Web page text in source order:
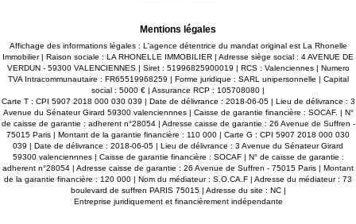
Mentions légales
Affichage des informations légales : L'agence détentrice du mandat original est La Rhonelle
Immobilier | Raison sociale : LA RHONELLE IMMOBILIER | Adresse siège social : 4 AVENUE DE
VERDUN - 59300 VALENCIENNES | Siret : 51996825900019 | RCS : Valenciennes | Numero
TVA Intracommunautaire : FR65519968259 | Forme juridique : SARL unipersonnelle | Capital
social : 5000 € | Assurance RCP : 105708080 |
Carte T : CPI 5907 2018 000 030 039 | Date de délivrance : 2018-06-05 | Lieu de délivrance : 3
Avenue du Sénateur Girard 59300 valenciennnes | Caisse de garantie financière : SOCAF. | N°
de caisse de garantie : adherent n°28054 | Adresse caisse de garantie : 26 Avenue de Suffren -
75015 Paris | Montant de la garantie financière : 110 000 | Carte G : CPI 5907 2018 000 030
039 | Date de délivrance : 2018-06-05 | Lieu de délivrance : 3 Avenue du Sénateur Girard
59300 valenciennnes | Caisse de garantie financière : SOCAF | N° de caisse de garantie :
adherent n°28054 | Adresse caisse de garantie : 26 Avenue de Suffren - 75015 Paris | Montant
de la garantie financière : 120 000 | Nom du médiateur : S.O.CA.F | Adresse du médiateur : 73
boulevard de suffren PARIS 75015 | Adresse du site : NC |
Entreprise juridiquement et financièrement indépendante